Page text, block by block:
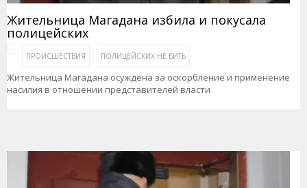
Жительница Магадана избила и покусала
полицейских
ПРОИСШЕСТВИЯ ПОЛИЦЕЙСКИХ НЕ БИТЬ
Жительница Магадана осуждена за оскорбление и применение
насилия в отношении представителей власти